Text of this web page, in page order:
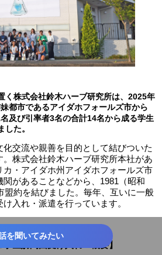
株式会社鈴木ハーブ研究所は、2025年
都市であるアイダホフォールズ市から
及び引率者3名の合計14名から成る学生
た。
交流や親善を目的として結びついた
。株式会社鈴木ハーブ研究所本社があ
カ・アイダホ州アイダホフォールズ市
があることなどから、1981（昭和
盟約を結びました。毎年、互いに一般
入れ・派遣を行っています。
学生訪問団受け入れ 概要】
を聞いてみたい